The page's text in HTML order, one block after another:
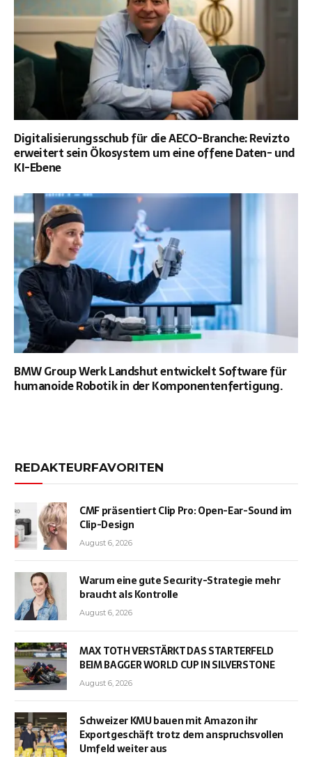
Digitalisierungsschub für die AECO-Branche: Revizto
erweitert sein Ökosystem um eine offene Daten- und
KI-Ebene
BMW Group Werk Landshut entwickelt Software für
humanoide Robotik in der Komponentenfertigung.
REDAKTEURFAVORITEN
CMF präsentiert Clip Pro: Open-Ear-Sound im
Clip-Design
August 6, 2026
Warum eine gute Security-Strategie mehr
braucht als Kontrolle
August 6, 2026
MAX TOTH VERSTÄRKT DAS STARTERFELD
BEIM BAGGER WORLD CUP IN SILVERSTONE
August 6, 2026
Schweizer KMU bauen mit Amazon ihr
Exportgeschäft trotz dem anspruchsvollen
Umfeld weiter aus